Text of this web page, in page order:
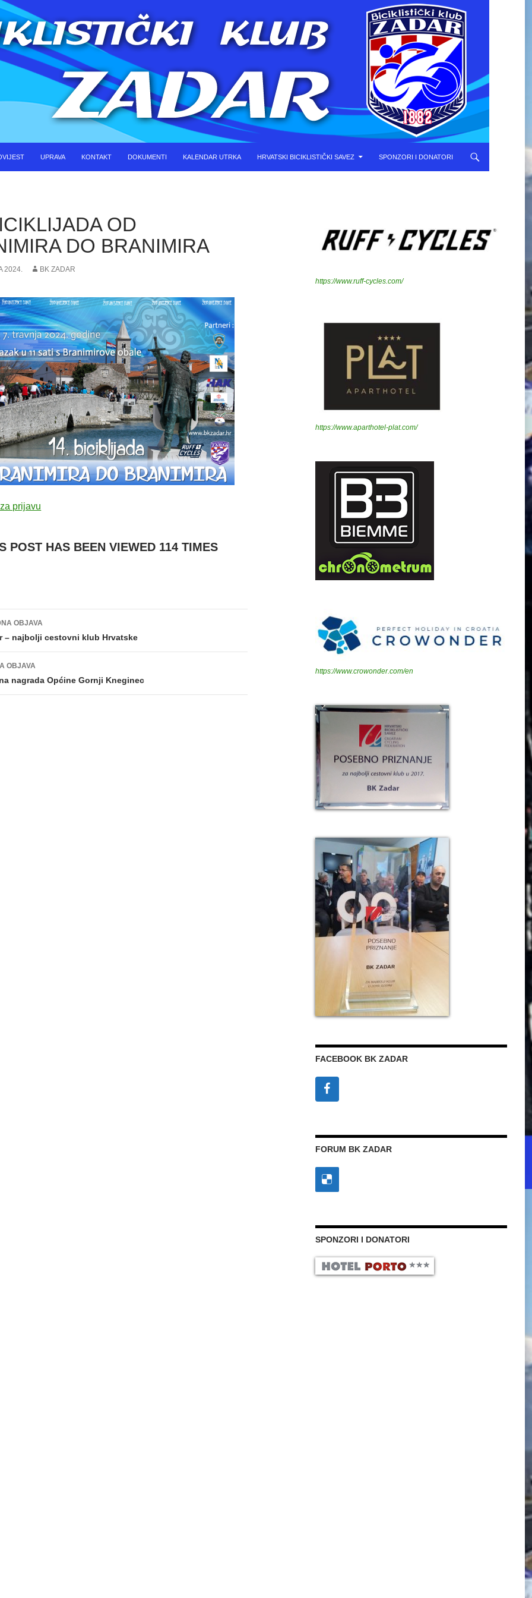
UPRAVA KONTAKT DOKUMENTI KALENDAR UTRKA HRVATSKI BICIKLISTIČKI SAVEZ SPONZORI I DONATORI
OD
DO BRANIMIRA
2024. BK ZADAR
prijavu
POST HAS BEEN VIEWED 114 TIMES
OBJAVA
– najbolji cestovni klub Hrvatske
OBJAVA
nagrada Općine Gornji Kneginec
https://www.ruff-cycles.com/
https://www.aparthotel-plat.com/
https://www.crowonder.com/en
FACEBOOK BK ZADAR
FORUM BK ZADAR
SPONZORI I DONATORI